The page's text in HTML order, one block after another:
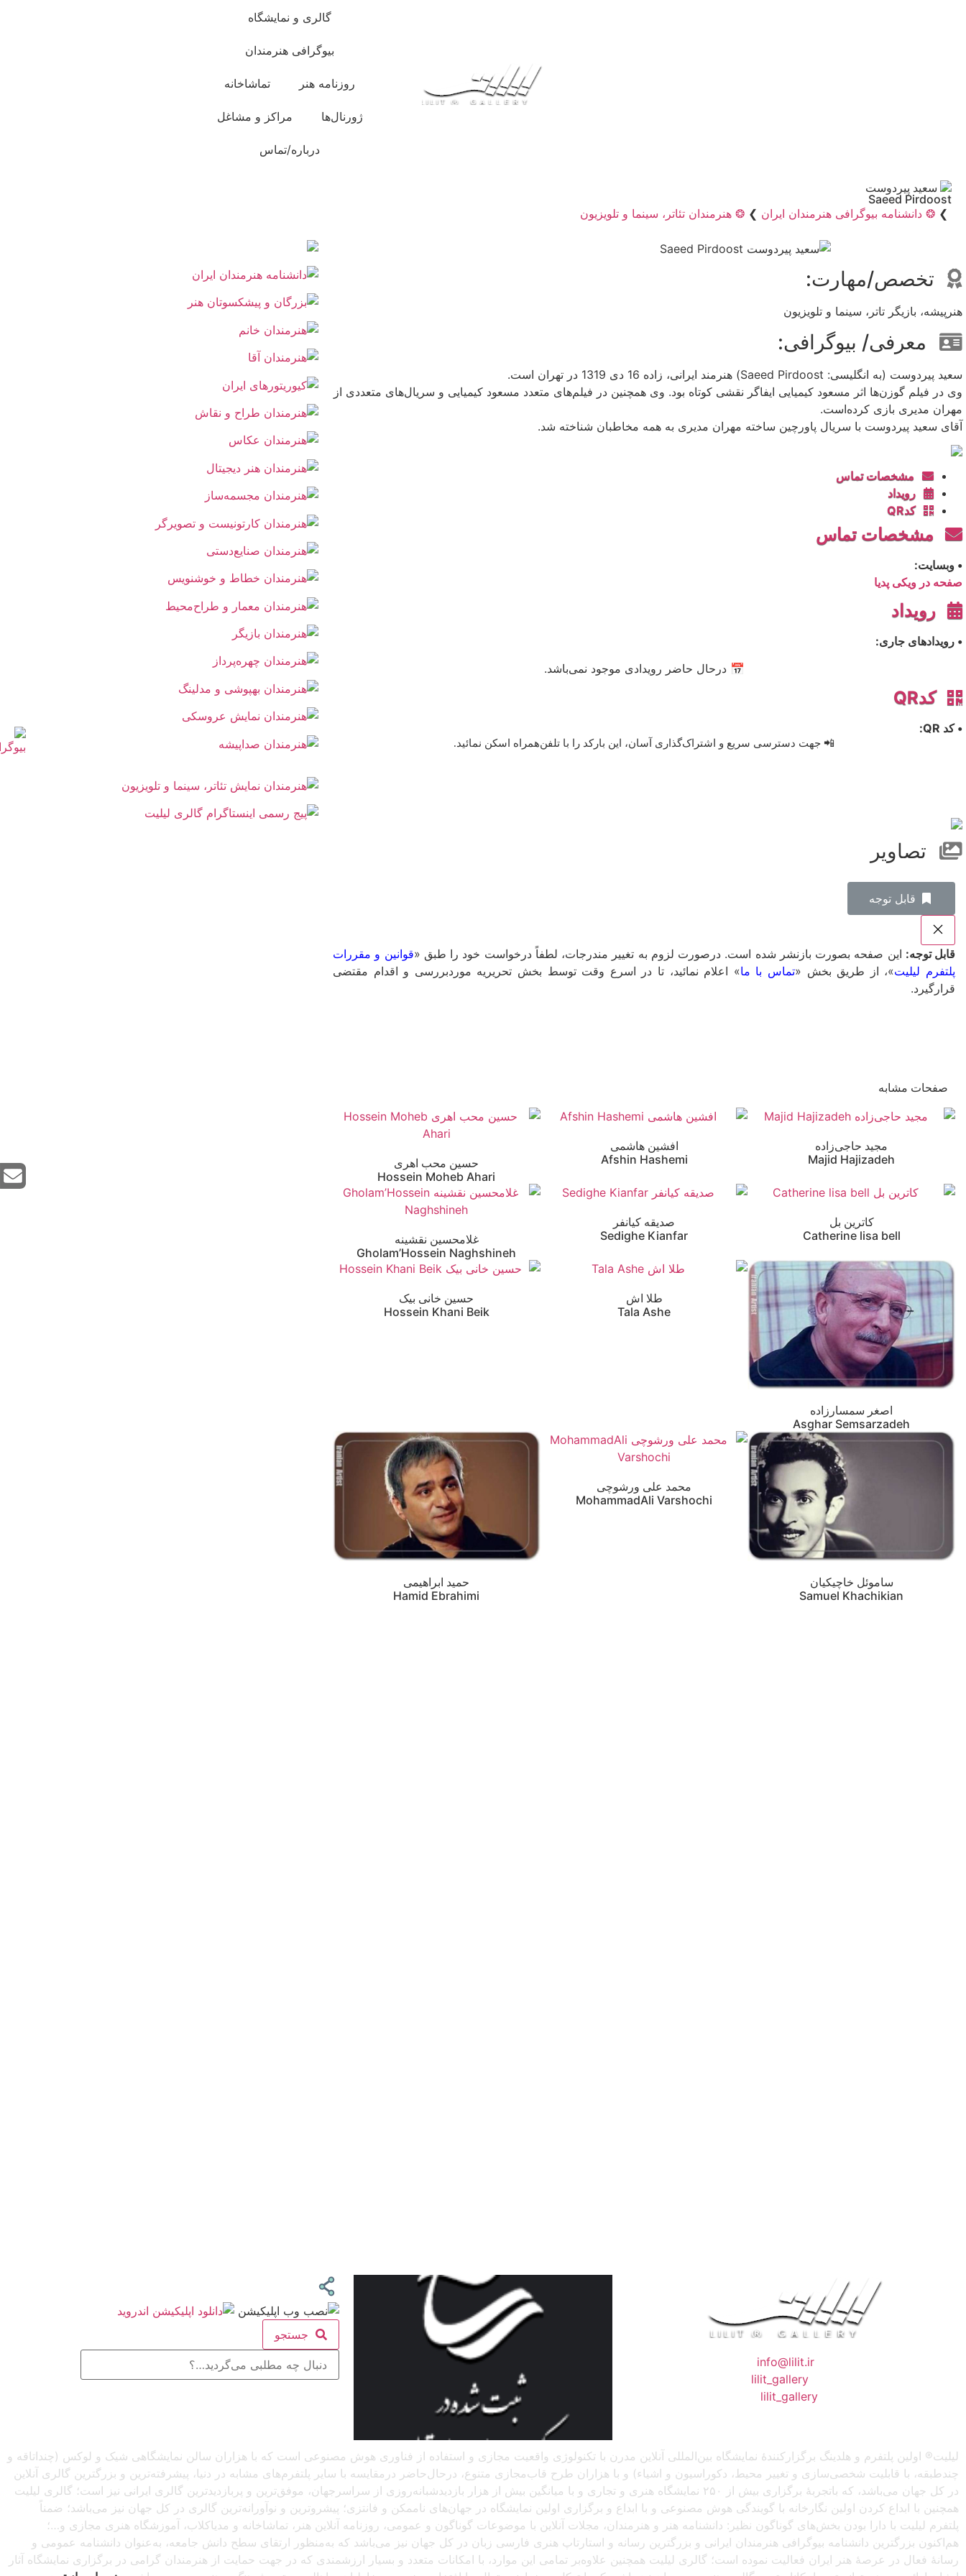
گالری و نمایشگاه
بیوگرافی هنرمندان
روزنامه هنر تماشاخانه
ژورنال‌ها مراکز و مشاغل
درباره/تماس
سعید پیردوست
Saeed Pirdoost
❯ ❂ دانشنامه بیوگرافی هنرمندان ایران ❯ ❂ هنرمندان تئاتر، سینما و تلویزیون
تخصص/مهارت:
هنرپیشه، بازیگر تاتر، سینما و تلویزیون
معرفی/ بیوگرافی:
سعید پیردوست (به انگلیسی: Saeed Pirdoost) هنرمند ایرانی، زاده 16 دی 1319 در تهران است.
وی در فیلم گوزن‌ها اثر مسعود کیمیایی ایفاگر نقشی کوتاه بود. وی همچنین در فیلم‌های متعدد مسعود کیمیایی و سریال‌های متعددی از
مهران مدیری بازی کرده‌است.
آقای سعید پیردوست با سریال پاورچین ساخته مهران مدیری به همه مخاطبان شناخته شد.
مشخصات تماس
رویداد
کدQR
مشخصات تماس
• وبسایت:
صفحه در ویکی پدیا
رویداد
• رویدادهای جاری:
📅 درحال حاضر رویدادی موجود نمی‌باشد.
کدQR
• کد QR:
📲 جهت دسترسی سریع و اشتراک‌گذاری آسان، این بارکد را با تلفن‌همراه اسکن نمائید.
تصاویر
‌قابل توجه
قابل توجه: این صفحه بصورت بازنشر شده است. درصورت لزوم به تغییر مندرجات، لطفاً درخواست خود را طبق «قوانین و مقررات
پلتفرم لیلیت»، از طریق بخش «تماس با ما» اعلام نمائید، تا در اسرع وقت توسط بخش تحریریه موردبررسی و اقدام مقتضی
قرارگیرد.
صفحات مشابه
مجید حاجی‌زاده
Majid Hajizadeh
افشین هاشمی
Afshin Hashemi
حسین محب اهری
Hossein Moheb Ahari
کاترین بل
Catherine lisa bell
صدیقه کیانفر
Sedighe Kianfar
غلامحسین نقشینه
Gholam’Hossein Naghshineh
اصغر سمسارزاده
Asghar Semsarzadeh
طلا اش
Tala Ashe
حسین خانی بیک
Hossein Khani Beik
ساموئل خاچیکیان
Samuel Khachikian
محمد علی ورشوچی
MohammadAli Varshochi
حمید ابراهیمی
Hamid Ebrahimi
info@lilit.ir
lilit_gallery
lilit_gallery
جستجو
لیلیت® اولین پلتفرم و هلدینگ برگزارکنندهٔ نمایشگاه بین‌المللی آنلاین مدرن با تکنولوژی واقعیت مجازی و استفاده از فناوری هوش مصنوعی است که با هزاران سالن نمایشگاهی شیک و لوکس (چنداتاقه و
چندطبقه، با قابلیت شخصی‌سازی و تغییر محیط، دکوراسیون و اشیاء) و با هزاران طرح قاب‌مجازی متنوع، درحال‌حاضر درمقایسه با سایر پلتفرم‌های مشابه در دنیا، پیشرفته‌ترین و بزرگترین گالری آنلاین
در کل جهان می‌باشد، که باتجربهٔ برگزاری بیش از ۲۵۰ نمایشگاه هنری و تجاری و با میانگین بیش از هزار بازدیدشبانه‌روزی از سراسرجهان، موفق‌ترین و پربازدیدترین گالری ایرانی نیز است؛ گالری لیلیت
همچنین با ابداع کردن اولین نگارخانه با گویندگی هوش مصنوعی و با ابداع و برگزاری اولین نمایشگاه در جهان‌های ناممکن و فانتزی؛ پیشروترین و نوآورانه‌ترین گالری در کل جهان نیز می‌باشد؛ ضمناً
پلتفرم لیلیت با دارا بودن بخش‌های گوناگون نظیر: دانشنامه هنر و هنرمندان، مجلات آنلاین با موضوعات گوناگون و عمومی، روزنامه آنلاین هنر، تماشاخانه و مدیاکلاب، آموزشگاه هنری مجازی و…؛
هم‌اکنون بزرگترین دانشنامه بیوگرافی هنرمندان ایرانی و بزرگترین رسانه و استارتاپ هنری فارسی زبان در کل جهان نیز می‌باشد که به‌منظور ارتقای سطح دانش جامعه، به‌عنوان دانشنامه عمومی و
رسانهٔ فعال در عرصهٔ هنر ایران فعالیت نموده است؛ گالری لیلیت همچنین علاوه‌بر تمامی این موارد، با امکانات متعدد و بسیار ارزشمندی که در جهت حمایت از هنرمندان گرامی در برگزاری نمایشگاه آثار